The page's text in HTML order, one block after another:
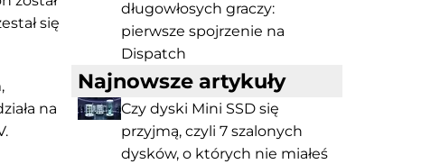
się
na
długowłosych graczy:
pierwsze spojrzenie na
Dispatch
Najnowsze artykuły
Czy dyski Mini SSD się
przyjmą, czyli 7 szalonych
dysków, o których nie miałeś